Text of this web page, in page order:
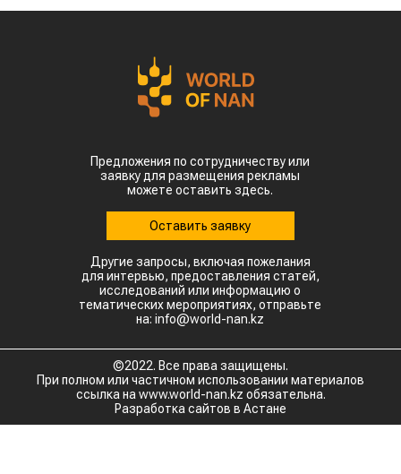
Предложения по сотрудничеству или
заявку для размещения рекламы
можете оставить здесь.
Оставить заявку
Другие запросы, включая пожелания
для интервью, предоставления статей,
исследований или информацию о
тематических мероприятиях, отправьте
на: info@world-nan.kz
©2022. Все права защищены.
При полном или частичном использовании материалов
ссылка на www.world-nan.kz обязательна.
Разработка сайтов в Астане